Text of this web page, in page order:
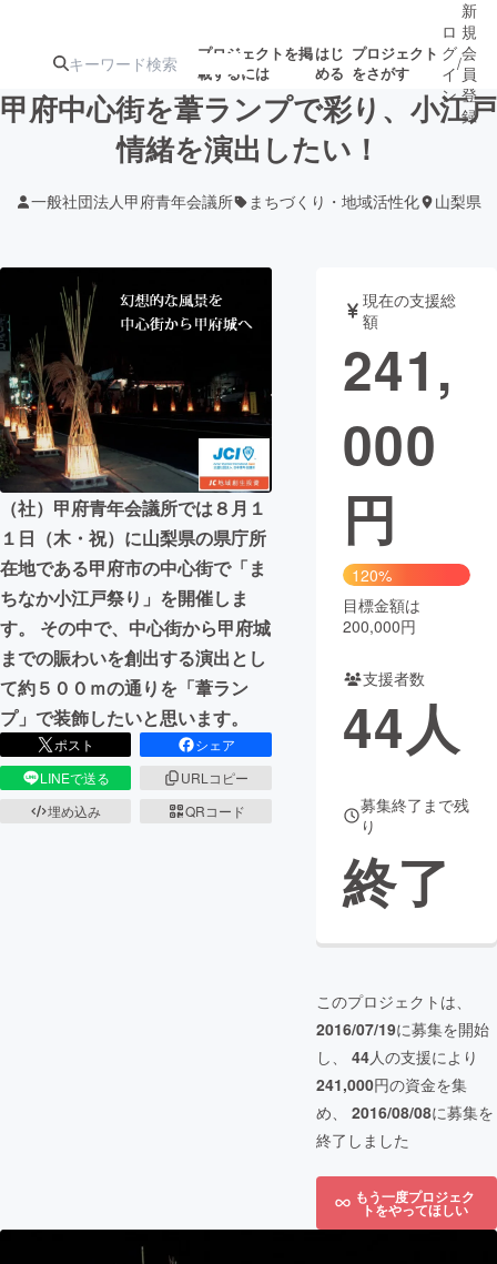
プロジェクトを掲
載するには
はじ
める
プロジェクト
をさがす
人気のプロ
ジェクト
注目のリ
ターン
注目の新着プロ
ジェクト
募集終了が近いプ
ロジェクト
もうすぐ公開
されます
アート・写真 音楽
ゲーム・サ
映像・映画
ビジネス・起業
まちづくり・地域活性化
CAMPFIRE for Social Good
CAMPFIRE Creation
CAMPFIREふるさと納税machi-ya コミュニティ
ロ
グ
イ
ン
/
新
規
会
員
登
録
甲府中心街を葦ランプで彩り、小江戸
情緒を演出したい！
一般社団法人甲府青年会議所 まちづくり・地域活性化 山梨県
（社）甲府青年会議所では８月１
１日（木・祝）に山梨県の県庁所
在地である甲府市の中心街で「ま
ちなか小江戸祭り」を開催しま
す。 その中で、中心街から甲府城
までの賑わいを創出する演出とし
て約５００ｍの通りを「葦ラン
プ」で装飾したいと思います。
ポスト
シェア
LINEで送る
URLコピー
埋め込み
QRコード
現在の支援総
額
241,
000
円
120%
目標金額は
200,000円
支援者数
44人
募集終了まで残
り
終了
このプロジェクトは、
2016/07/19に募集を開始
し、 44人の支援により
241,000円の資金を集
め、 2016/08/08に募集を
終了しました
もう一度プロジェク
トをやってほしい